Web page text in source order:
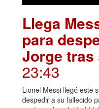
Llega
para
Jorge tras
23:43
Lionel Messi llegó este
despedir a su fallecido